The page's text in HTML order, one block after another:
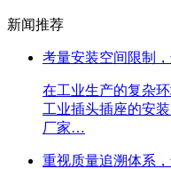
新闻推荐
考量安装空间限制
在工业生产的复杂
工业插头插座的安
厂家…
重视质量追溯体系